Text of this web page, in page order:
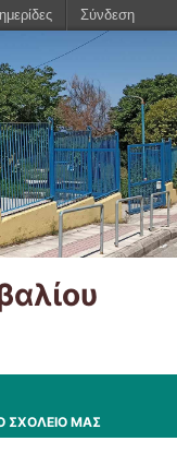
ΣΧΟΛΕΙΟ ΜΑΣ
Σύνδεση